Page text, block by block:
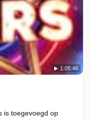
1:05:46
is toegevoegd op